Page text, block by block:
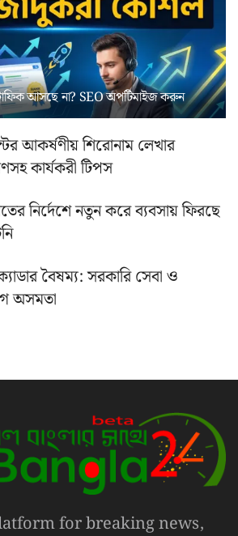
আসছে না? ‍SEO অপটিমাইজ করুন
আকর্ষণীয় শিরোনাম লেখার
কার্যকরী টিপস
নির্দেশে নতুন করে ব্যবসায় ফিরছে
বৈষম্য: সরকারি সেবা ও
অসমতা
for breaking news,